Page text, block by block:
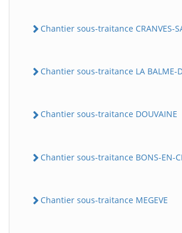
Chantier sous-traitance CRANVES-
Chantier sous-traitance LA BALME-
Chantier sous-traitance DOUVAINE
Chantier sous-traitance BONS-EN-
Chantier sous-traitance MEGEVE